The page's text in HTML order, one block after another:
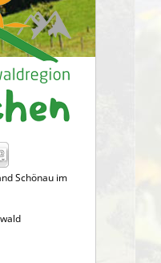
Schönau im